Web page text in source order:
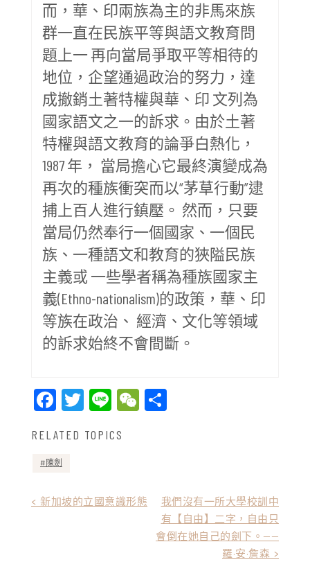
而，華、印兩族為主的非馬來族
群一直在民族平等與語文教育問
題上一 再向當局爭取平等相待的
地位，企望通過政治的努力，達
成撤銷土著特權與華、印 文列為
國家語文之一的訴求。由於土著
特權與語文教育的論爭白熱化，
1987 年， 當局擔心它最終演變成為
再次的種族衝突而以“茅草行動”逮
捕上百人進行鎮壓。 然而，只要
當局仍然奉行一個國家、一個民
族、一種語文和教育的狹隘民族
主義或 一些學者稱為種族國家主
義(Ethno-nationalism)的政策，華、印
等族在政治、 經濟、文化等領域
的訴求始終不會間斷。
Facebook
Twitter
LineWeChat
RELATED TOPICS
陳劍
< 新加坡的立國意識形態
我們沒有一所大學校訓中
有【自由】二字，自由只
會倒在她自己的劍下。——
羅·安·詹森 >